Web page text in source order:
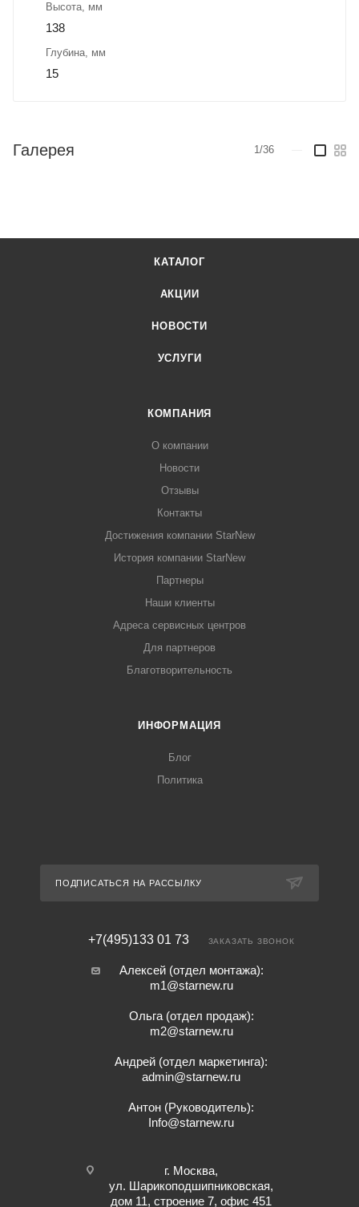
Высота, мм
138
Глубина, мм
15
Галерея 1/36
КАТАЛОГ
АКЦИИ
НОВОСТИ
УСЛУГИ
КОМПАНИЯ
О компании
Новости
Отзывы
Контакты
Достижения компании StarNew
История компании StarNew
Партнеры
Наши клиенты
Адреса сервисных центров
Для партнеров
Благотворительность
ИНФОРМАЦИЯ
Блог
Политика
ПОДПИСАТЬСЯ НА РАССЫЛКУ
+7(495)133 01 73 ЗАКАЗАТЬ ЗВОНОК
Алексей (отдел монтажа):
m1@starnew.ru
Ольга (отдел продаж):
m2@starnew.ru
Андрей (отдел маркетинга):
admin@starnew.ru
Антон (Руководитель):
Info@starnew.ru
г. Москва,
ул. Шарикоподшипниковская,
дом 11, строение 7, офис 451